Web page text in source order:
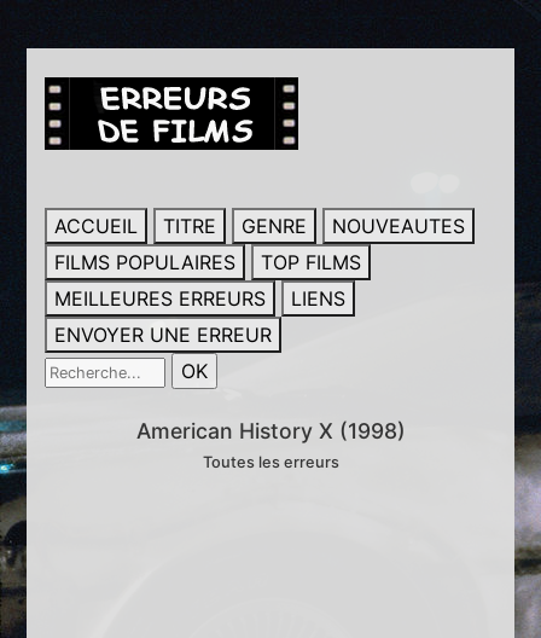
ACCUEIL TITRE GENRE
NOUVEAUTES
FILMS POPULAIRES
TOP FILMS
MEILLEURES ERREURS
LIENS
ENVOYER UNE ERREUR
American History X (1998)
Toutes les erreurs